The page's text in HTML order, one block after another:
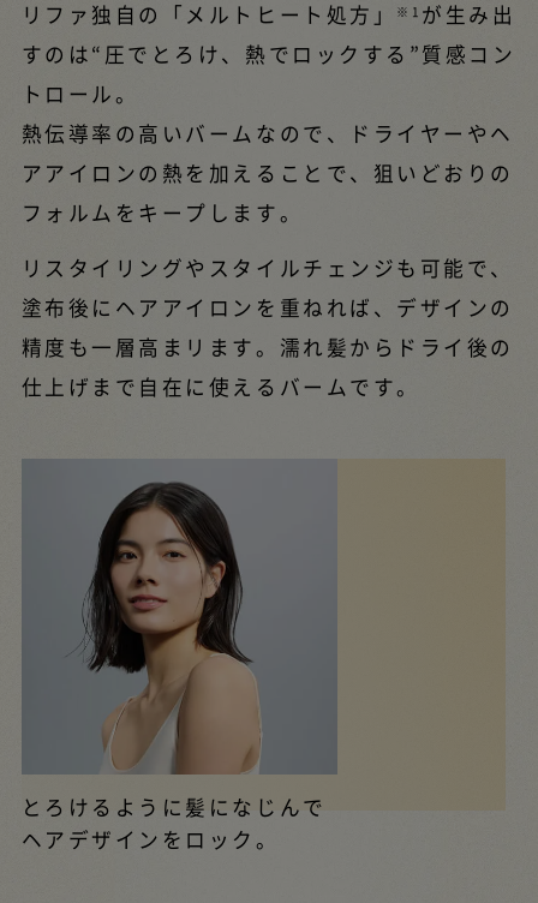
リファ独自の「メルトヒート処方」 ※1 が生み出
すのは“圧でとろけ、熱でロックする”質感コン
トロール。
熱伝導率の高いバームなので、ドライヤーやヘ
アアイロンの熱を加えることで、狙いどおりの
フォルムをキープします。
リスタイリングやスタイルチェンジも可能で、
塗布後にヘアアイロンを重ねれば、デザインの
精度も一層高まリます。濡れ髪からドライ後の
仕上げまで自在に使えるバームです。
とろけるように髪になじんで
ヘアデザインをロック。